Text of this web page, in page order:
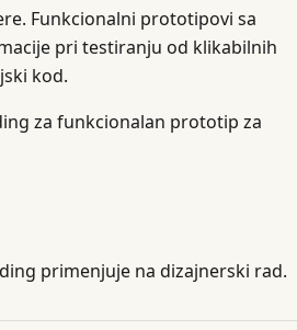
Funkcionalni prototipovi sa
pri testiranju od klikabilnih
kod.
za funkcionalan prototip za
primenjuje na dizajnerski rad.